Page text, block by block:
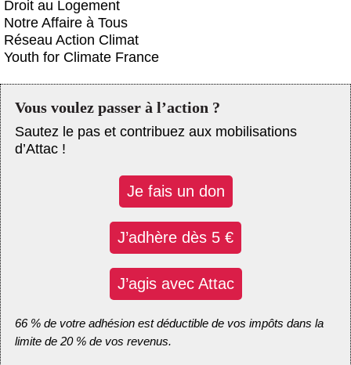
Droit au Logement
Notre Affaire à Tous
Réseau Action Climat
Youth for Climate France
Vous voulez passer à l’action ?
Sautez le pas et contribuez aux mobilisations
d’Attac !
Je fais un don
J’adhère dès 5 €
J’agis avec Attac
66 % de votre adhésion est déductible de vos impôts dans la
limite de 20 % de vos revenus.